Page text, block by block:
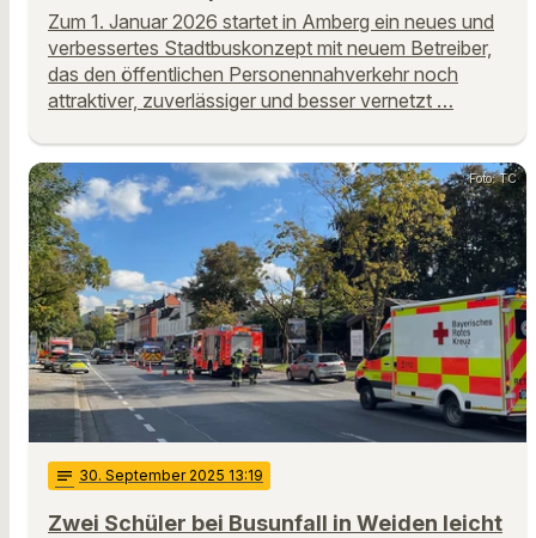
Zum 1. Januar 2026 startet in Amberg ein neues und
verbessertes Stadtbuskonzept mit neuem Betreiber,
das den öffentlichen Personennahverkehr noch
attraktiver, zuverlässiger und besser vernetzt …
Foto: TC
notes 30. September 2025 13:19
Zwei Schüler bei Busunfall in Weiden leicht